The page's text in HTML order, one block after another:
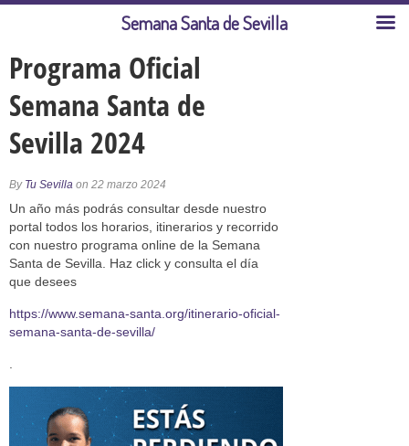
Programa Oficial
Semana Santa de
Sevilla 2024
By Tu Sevilla on 22 marzo 2024
Un año más podrás consultar desde nuestro
portal todos los horarios, itinerarios y recorrido
con nuestro programa online de la Semana
Santa de Sevilla. Haz click y consulta el día
que desees
https://www.semana-santa.org/itinerario-oficial-
semana-santa-de-sevilla/
Semana Santa de Sevilla